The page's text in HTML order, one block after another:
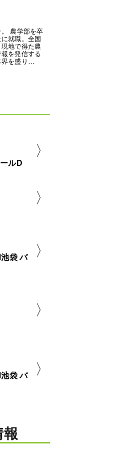
農学部を卒
就職。全国
地で得た農
を発信する
を盛り…
ルD
袋 バ
袋 バ